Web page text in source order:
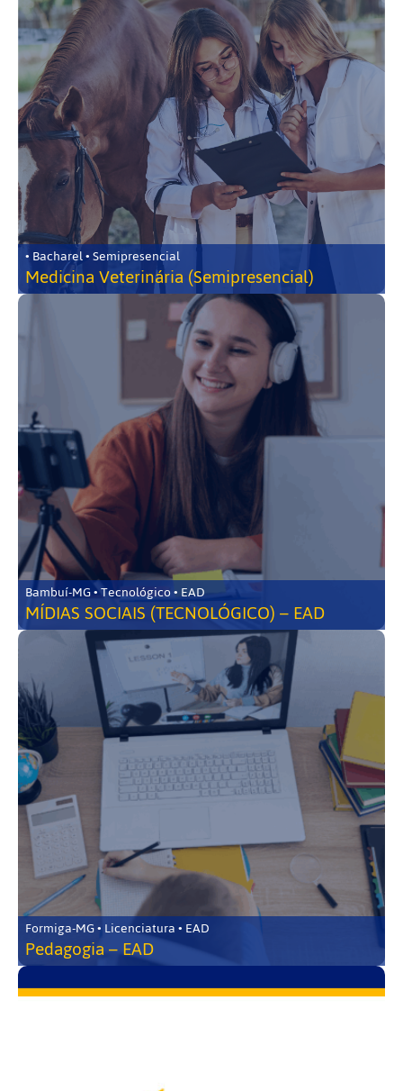
• Bacharel • Semipresencial
Medicina Veterinária (Semipresencial)
Bambuí-MG • Tecnológico • EAD
MÍDIAS SOCIAIS (TECNOLÓGICO) – EAD
Formiga-MG • Licenciatura • EAD
Pedagogia – EAD